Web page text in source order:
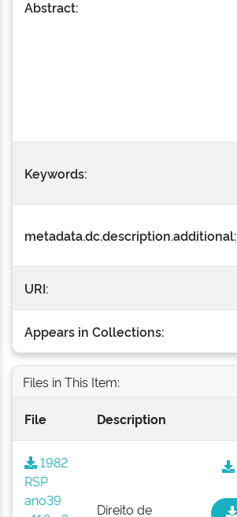
Abstract:
Keywords:
metadata.dc.description.additional:
URI:
Appears in Collections:
Files in This Item:
File Description
1982
RSP
ano39
Direito de